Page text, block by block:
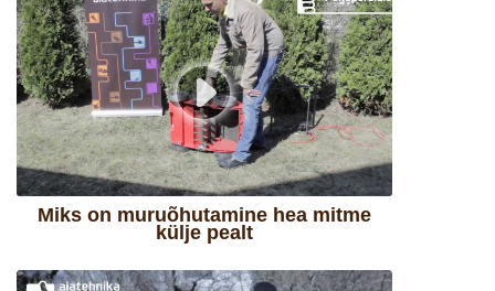
Miks on muruõhutamine hea mitme
külje pealt